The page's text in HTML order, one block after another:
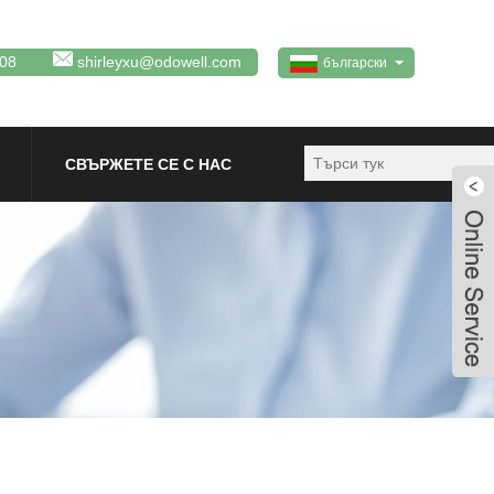
български
shirleyxu@odowell.com
СВЪРЖЕТЕ СЕ С НАС